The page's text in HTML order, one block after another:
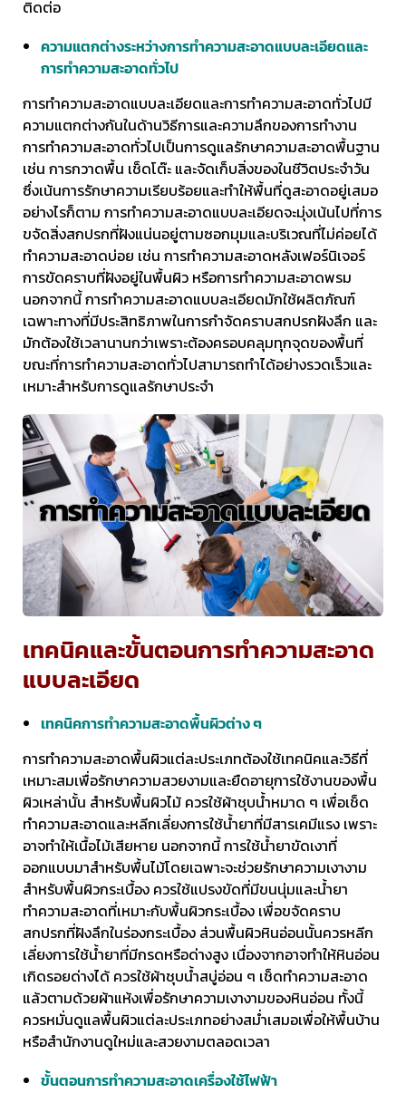
ติดต่อ
ความแตกต่างระหว่างการทำความสะอาดแบบละเอียดและ
การทำความสะอาดทั่วไป
การทำความสะอาดแบบละเอียดและการทำความสะอาดทั่วไปมี
ความแตกต่างกันในด้านวิธีการและความลึกของการทำงาน
การทำความสะอาดทั่วไปเป็นการดูแลรักษาความสะอาดพื้นฐาน
เช่น การกวาดพื้น เช็ดโต๊ะ และจัดเก็บสิ่งของในชีวิตประจำวัน
ซึ่งเน้นการรักษาความเรียบร้อยและทำให้พื้นที่ดูสะอาดอยู่เสมอ
อย่างไรก็ตาม การทำความสะอาดแบบละเอียดจะมุ่งเน้นไปที่การ
ขจัดสิ่งสกปรกที่ฝังแน่นอยู่ตามซอกมุมและบริเวณที่ไม่ค่อยได้
ทำความสะอาดบ่อย เช่น การทำความสะอาดหลังเฟอร์นิเจอร์
การขัดคราบที่ฝังอยู่ในพื้นผิว หรือการทำความสะอาดพรม
นอกจากนี้ การทำความสะอาดแบบละเอียดมักใช้ผลิตภัณฑ์
เฉพาะทางที่มีประสิทธิภาพในการกำจัดคราบสกปรกฝังลึก และ
มักต้องใช้เวลานานกว่าเพราะต้องครอบคลุมทุกจุดของพื้นที่
ขณะที่การทำความสะอาดทั่วไปสามารถทำได้อย่างรวดเร็วและ
เหมาะสำหรับการดูแลรักษาประจำ
เทคนิคและขั้นตอนการทำความสะอาด
แบบละเอียด
เทคนิคการทำความสะอาดพื้นผิวต่าง ๆ
การทำความสะอาดพื้นผิวแต่ละประเภทต้องใช้เทคนิคและวิธีที่
เหมาะสมเพื่อรักษาความสวยงามและยืดอายุการใช้งานของพื้น
ผิวเหล่านั้น สำหรับพื้นผิวไม้ ควรใช้ผ้าชุบน้ำหมาด ๆ เพื่อเช็ด
ทำความสะอาดและหลีกเลี่ยงการใช้น้ำยาที่มีสารเคมีแรง เพราะ
อาจทำให้เนื้อไม้เสียหาย นอกจากนี้ การใช้น้ำยาขัดเงาที่
ออกแบบมาสำหรับพื้นไม้โดยเฉพาะจะช่วยรักษาความเงางาม
สำหรับพื้นผิวกระเบื้อง ควรใช้แปรงขัดที่มีขนนุ่มและน้ำยา
ทำความสะอาดที่เหมาะกับพื้นผิวกระเบื้อง เพื่อขจัดคราบ
สกปรกที่ฝังลึกในร่องกระเบื้อง ส่วนพื้นผิวหินอ่อนนั้นควรหลีก
เลี่ยงการใช้น้ำยาที่มีกรดหรือด่างสูง เนื่องจากอาจทำให้หินอ่อน
เกิดรอยด่างได้ ควรใช้ผ้าชุบน้ำสบู่อ่อน ๆ เช็ดทำความสะอาด
แล้วตามด้วยผ้าแห้งเพื่อรักษาความเงางามของหินอ่อน ทั้งนี้
ควรหมั่นดูแลพื้นผิวแต่ละประเภทอย่างสม่ำเสมอเพื่อให้พื้นบ้าน
หรือสำนักงานดูใหม่และสวยงามตลอดเวลา
ขั้นตอนการทำความสะอาดเครื่องใช้ไฟฟ้า